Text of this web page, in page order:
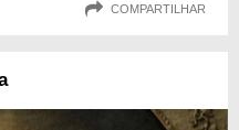
COMPARTILHAR